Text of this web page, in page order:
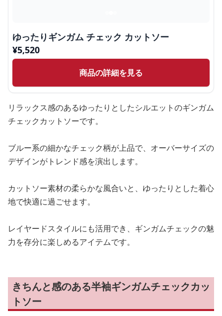
ゆったりギンガム チェック カットソー
¥5,520
商品の詳細を見る
リラックス感のあるゆったりとしたシルエットのギンガム
チェックカットソーです。
ブルー系の細かなチェック柄が上品で、オーバーサイズの
デザインがトレンド感を演出します。
カットソー素材の柔らかな風合いと、ゆったりとした着心
地で快適に過ごせます。
レイヤードスタイルにも活用でき、ギンガムチェックの魅
力を存分に楽しめるアイテムです。
きちんと感のある半袖ギンガムチェックカッ
トソー